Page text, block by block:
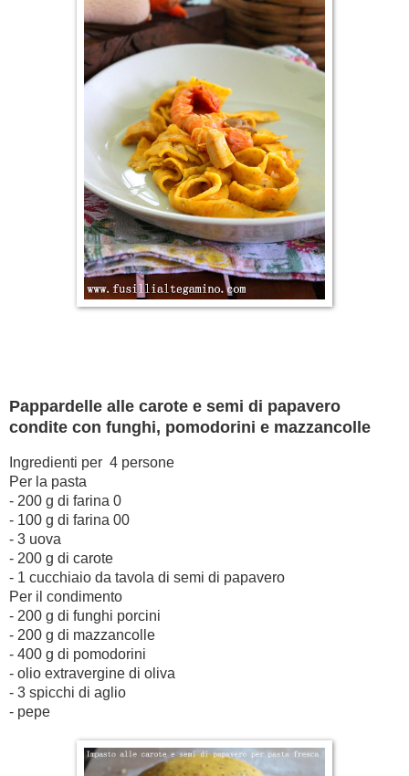
Pappardelle alle carote e semi di papavero
condite con funghi, pomodorini e mazzancolle
Ingredienti per 4 persone
Per la pasta
- 200 g di farina 0
- 100 g di farina 00
- 3 uova
- 200 g di carote
- 1 cucchiaio da tavola di semi di papavero
Per il condimento
- 200 g di funghi porcini
- 200 g di mazzancolle
- 400 g di pomodorini
- olio extravergine di oliva
- 3 spicchi di aglio
- pepe